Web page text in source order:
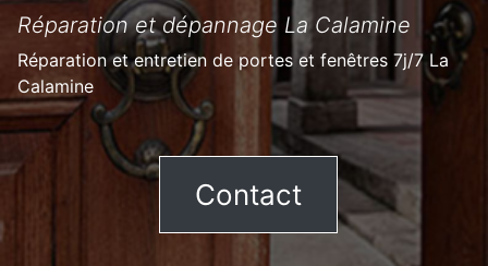
Réparation et dépannage La Calamine
Réparation et entretien de portes et fenêtres 7j/7 La
Calamine
Contact